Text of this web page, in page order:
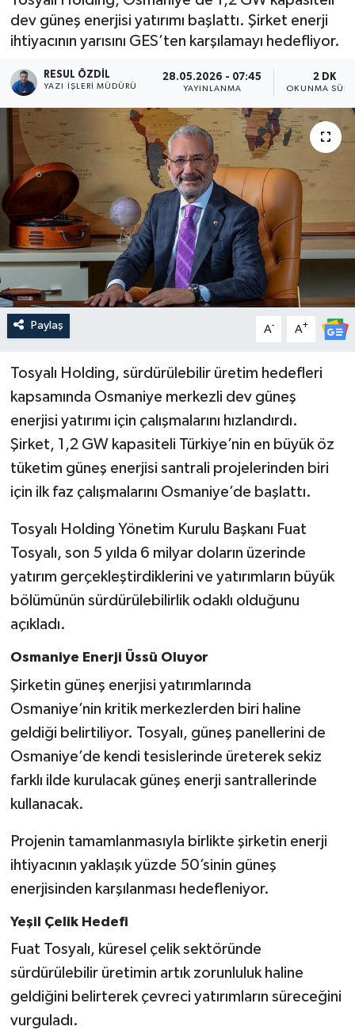
dev güneş enerjisi yatırımı başlattı. Şirket enerji
ihtiyacının yarısını GES’ten karşılamayı hedefliyor.
RESUL ÖZDIL
YAZI İŞLERI MÜDÜRÜ
28.05.2026 - 07:45
YAYINLANMA
2 DK
OKUNMA
Paylaş A- A+
Tosyalı Holding, sürdürülebilir üretim hedefleri
kapsamında Osmaniye merkezli dev güneş
enerjisi yatırımı için çalışmalarını hızlandırdı.
Şirket, 1,2 GW kapasiteli Türkiye’nin en büyük öz
tüketim güneş enerjisi santrali projelerinden biri
için ilk faz çalışmalarını Osmaniye’de başlattı.
Tosyalı Holding Yönetim Kurulu Başkanı Fuat
Tosyalı, son 5 yılda 6 milyar doların üzerinde
yatırım gerçekleştirdiklerini ve yatırımların büyük
bölümünün sürdürülebilirlik odaklı olduğunu
açıkladı.
Osmaniye Enerji Üssü Oluyor
Şirketin güneş enerjisi yatırımlarında
Osmaniye’nin kritik merkezlerden biri haline
geldiği belirtiliyor. Tosyalı, güneş panellerini de
Osmaniye’de kendi tesislerinde üreterek sekiz
farklı ilde kurulacak güneş enerji santrallerinde
kullanacak.
Projenin tamamlanmasıyla birlikte şirketin enerji
ihtiyacının yaklaşık yüzde 50’sinin güneş
enerjisinden karşılanması hedefleniyor.
Yeşil Çelik Hedefi
Fuat Tosyalı, küresel çelik sektöründe
sürdürülebilir üretimin artık zorunluluk haline
geldiğini belirterek çevreci yatırımların süreceğini
vurguladı.